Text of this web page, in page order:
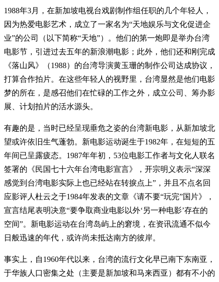
1988年3月，在新加坡电视台戏剧制作组任职的几个年轻人，
因为热爱电影艺术，成立了一家名为“天地娱乐与文化促进企
业”的公司（以下简称“天地”）。他们的第一炮即是举办台湾
电影节，引进过去五年的新浪潮电影；此外，他们还和刚完成
《落山风》（1988）的台湾导演黄玉珊的制作公司达成协议，
打算合作拍片。在这些年轻人的视野里，台湾显然是他们电影
梦的所在，是感召他们在忙碌的工作之外，成立公司、筹办影
展、计划拍片的活水源头。
有趣的是，当时已经呈现垂危之姿的台湾新电影，从新加坡北
望或许依旧生气蓬勃。新电影运动诞生于1982年，在短短的五
年间已呈露疲态。1987年年初，53位电影工作者与文化人联名
签署的《民国七十六年台湾电影宣言》，开宗明义表示“深深
感觉到台湾电影实际上也已经站在转捩点上”，并且不点名回
应影评人杜云之于1984年发表的文章《请不要“玩完”国片》，
宣言结尾表明决意“要争取商业电影以外‘另一种电影’存在的
空间”。新电影运动在台湾岛屿上的窘境，在资讯流通不似今
日般迅速的年代，或许尚未抵达南方的彼岸。
事实上，自1960年代以来，台湾的流行文化早已南下东南亚，
于华族人口密集之处（主要是新加坡和马来西亚）都有不小的